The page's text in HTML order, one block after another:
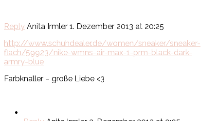
Reply Anita Irmler 1. Dezember 2013 at 20:25
http://www.schuhdealer.de/women/sneaker/sneaker-
flach/59923/nike-wmns-air-max-1-prm-black-dark-
armry-blue
Farbknaller – große Liebe <3